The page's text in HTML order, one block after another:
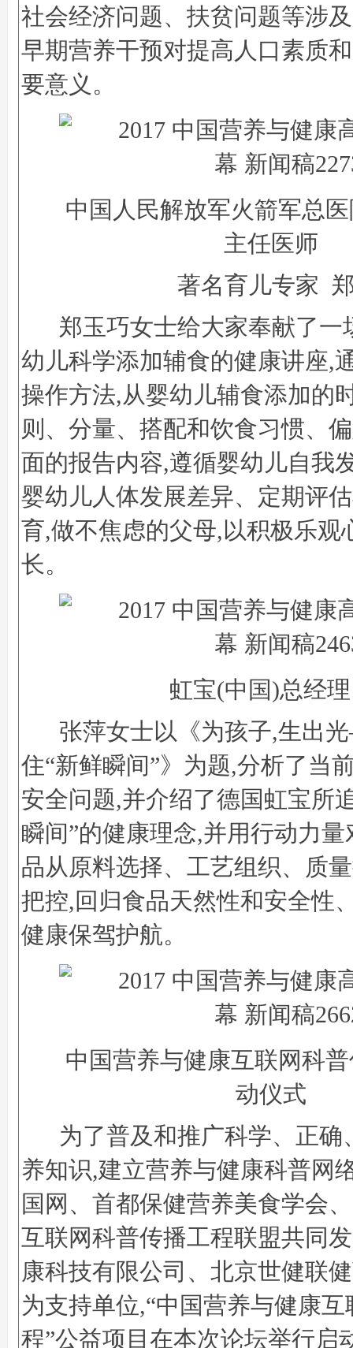
社会经济问题、扶贫问题等涉
早期营养干预对提高人口素质
要意义。
中国人民解放军火箭军总
主任医师
著名育儿专家
郑玉巧女士给大家奉献了一
幼儿科学添加辅食的健康讲座,
操作方法,从婴幼儿辅食添加的
则、分量、搭配和饮食习惯、
面的报告内容,遵循婴幼儿自我
婴幼儿人体发展差异、定期评
育,做不焦虑的父母,以积极乐观
长。
虹宝(中国)总经
张萍女士以《为孩子,生出
住“新鲜瞬间”》为题,分析了当
安全问题,并介绍了德国虹宝所
瞬间”的健康理念,并用行动力
品从原料选择、工艺组织、质
把控,回归食品天然性和安全性
健康保驾护航。
中国营养与健康互联网科
动仪式
为了普及和推广科学、正确
养知识,建立营养与健康科普网
国网、首都保健营养美食学会
互联网科普传播工程联盟共同
康科技有限公司、北京世健联
为支持单位,“中国营养与健康
程”公益项目在本次论坛举行启